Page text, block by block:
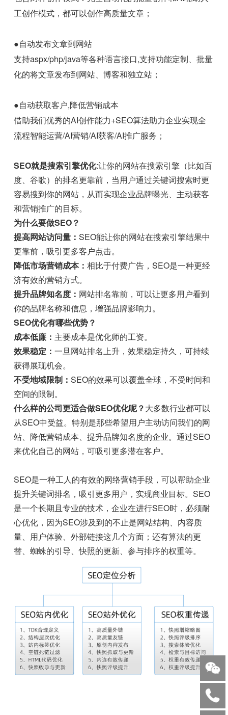
工创作模式，都可以创作高质量文章；
●自动发布文章到网站
支持aspx/php/java等各种语言接口,支持功能定制、批量
化的将文章发布到网站、博客和独立站；
●自动获取客户,降低营销成本
借助我们优秀的AI创作能力+SEO算法助力企业实现全
流程智能运营/AI营销/AI获客/AI推广服务；
SEO就是搜索引擎优化:让你的网站在搜索引擎（比如百
度、谷歌）的排名更靠前，当用户通过关键词搜索时更
容易搜到你的网站，从而实现企业品牌曝光、主动获客
和营销推广的目标。
为什么要做SEO？
提高网站访问量：SEO能让你的网站在搜索引擎结果中
更靠前，吸引更多客户点击。
降低市场营销成本：相比于付费广告，SEO是一种更经
济有效的营销方式。
提升品牌知名度： 网站排名靠前，可以让更多用户看到
你的品牌名称和信息，增强品牌影响力。
SEO优化有哪些优势？
成本低廉： 主要成本是优化师的工资。
效果稳定：一旦网站排名上升，效果稳定持久，可持续
获得展现机会。
不受地域限制：SEO的效果可以覆盖全球，不受时间和
空间的限制。
什么样的公司更适合做SEO优化呢？大多数行业都可以
从SEO中受益。特别是那些希望用户主动访问我们的网
站、降低营销成本、提升品牌知名度的企业。通过SEO
来优化自己的网站，可吸引更多潜在客户。
SEO是一种工人的有效的网络营销手段，可以帮助企业
提升关键词排名，吸引更多用户，实现商业目标。SEO
是一个长期且专业的技术，企业在进行SEO时，必须耐
心优化，因为SEO涉及到的不止是网站结构、内容质
量、用户体验、外部链接这几个方面；还有算法的更
替、蜘蛛的引导、快照的更新、参与排序的权重等。